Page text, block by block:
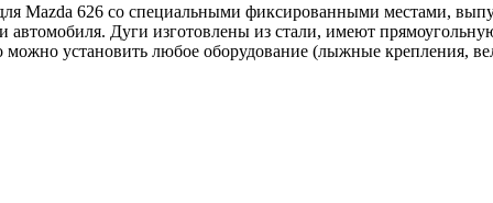
Mazda 626 со специальными фиксированными местами,
автомобиля. Дуги изготовлены из стали, имеют
установить любое оборудование (лыжные крепления,